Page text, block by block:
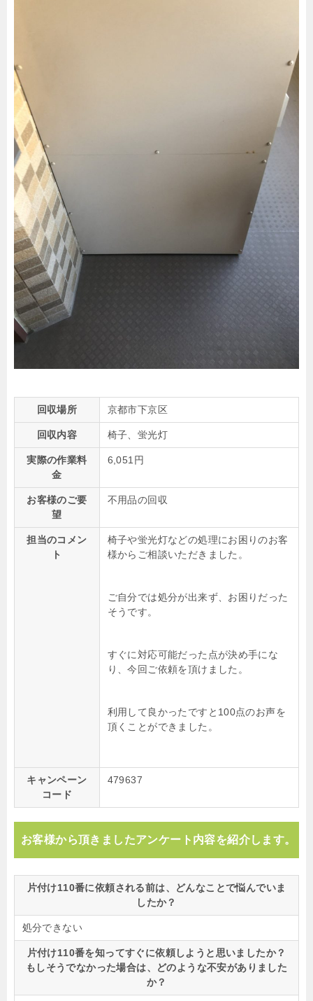
回収場所 京都市下京区
回収内容 椅子、蛍光灯
実際の作業料
金
6,051円
お客様のご要
望
不用品の回収
担当のコメン
ト
椅子や蛍光灯などの処理にお困りのお客
様からご相談いただきました。
ご自分では処分が出来ず、お困りだった
そうです。
すぐに対応可能だった点が決め手にな
り、今回ご依頼を頂けました。
利用して良かったですと100点のお声を
頂くことができました。
キャンペーン
コード
479637
お客様から頂きましたアンケート内容を紹介します。
片付け110番に依頼される前は、どんなことで悩んでいま
したか？
処分できない
片付け110番を知ってすぐに依頼しようと思いましたか？
もしそうでなかった場合は、どのような不安がありました
か？